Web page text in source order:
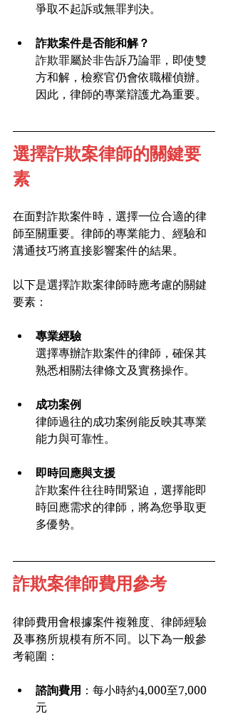
爭取不起訴或無罪判決。
詐欺案件是否能和解？
詐欺罪屬於非告訴乃論罪，即使雙
方和解，檢察官仍會依職權偵辦。
因此，律師的專業辯護尤為重要。
選擇詐欺案律師的關鍵要
素
在面對詐欺案件時，選擇一位合適的律
師至關重要。律師的專業能力、經驗和
溝通技巧將直接影響案件的結果。
以下是選擇詐欺案律師時應考慮的關鍵
要素：
專業經驗
選擇專辦詐欺案件的律師，確保其
熟悉相關法律條文及實務操作。
成功案例
律師過往的成功案例能反映其專業
能力與可靠性。
即時回應與支援
詐欺案件往往時間緊迫，選擇能即
時回應需求的律師，將為您爭取更
多優勢。
詐欺案律師費用參考
律師費用會根據案件複雜度、律師經驗
及事務所規模有所不同。以下為一般參
考範圍：
諮詢費用 ：每小時約4,000至7,000
元